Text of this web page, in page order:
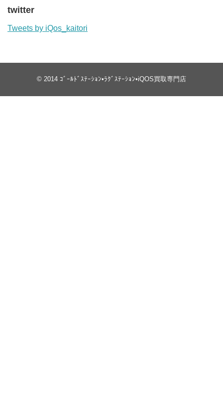
twitter
Tweets by iQos_kaitori
© 2014 ｺﾞｰﾙﾄﾞｽﾃｰｼｮﾝ•ﾗｸﾞｽﾃｰｼｮﾝ•iQOS買取専門店